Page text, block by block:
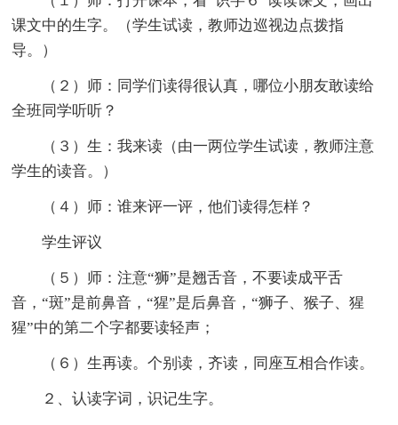
课文中的生字。（学生试读，教师边巡视边点拨指
导。）
（２）师：同学们读得很认真，哪位小朋友敢读给
全班同学听听？
（３）生：我来读（由一两位学生试读，教师注意
学生的读音。）
（４）师：谁来评一评，他们读得怎样？
学生评议
（５）师：注意“狮”是翘舌音，不要读成平舌
音，“斑”是前鼻音，“猩”是后鼻音，“狮子、猴子、猩
猩”中的第二个字都要读轻声；
（６）生再读。个别读，齐读，同座互相合作读。
２、认读字词，识记生字。